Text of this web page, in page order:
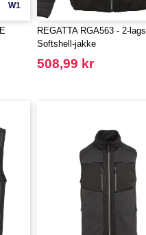
W1
REGATTA RGA563 - 2-lags
Softshell-jakke
508,99 kr